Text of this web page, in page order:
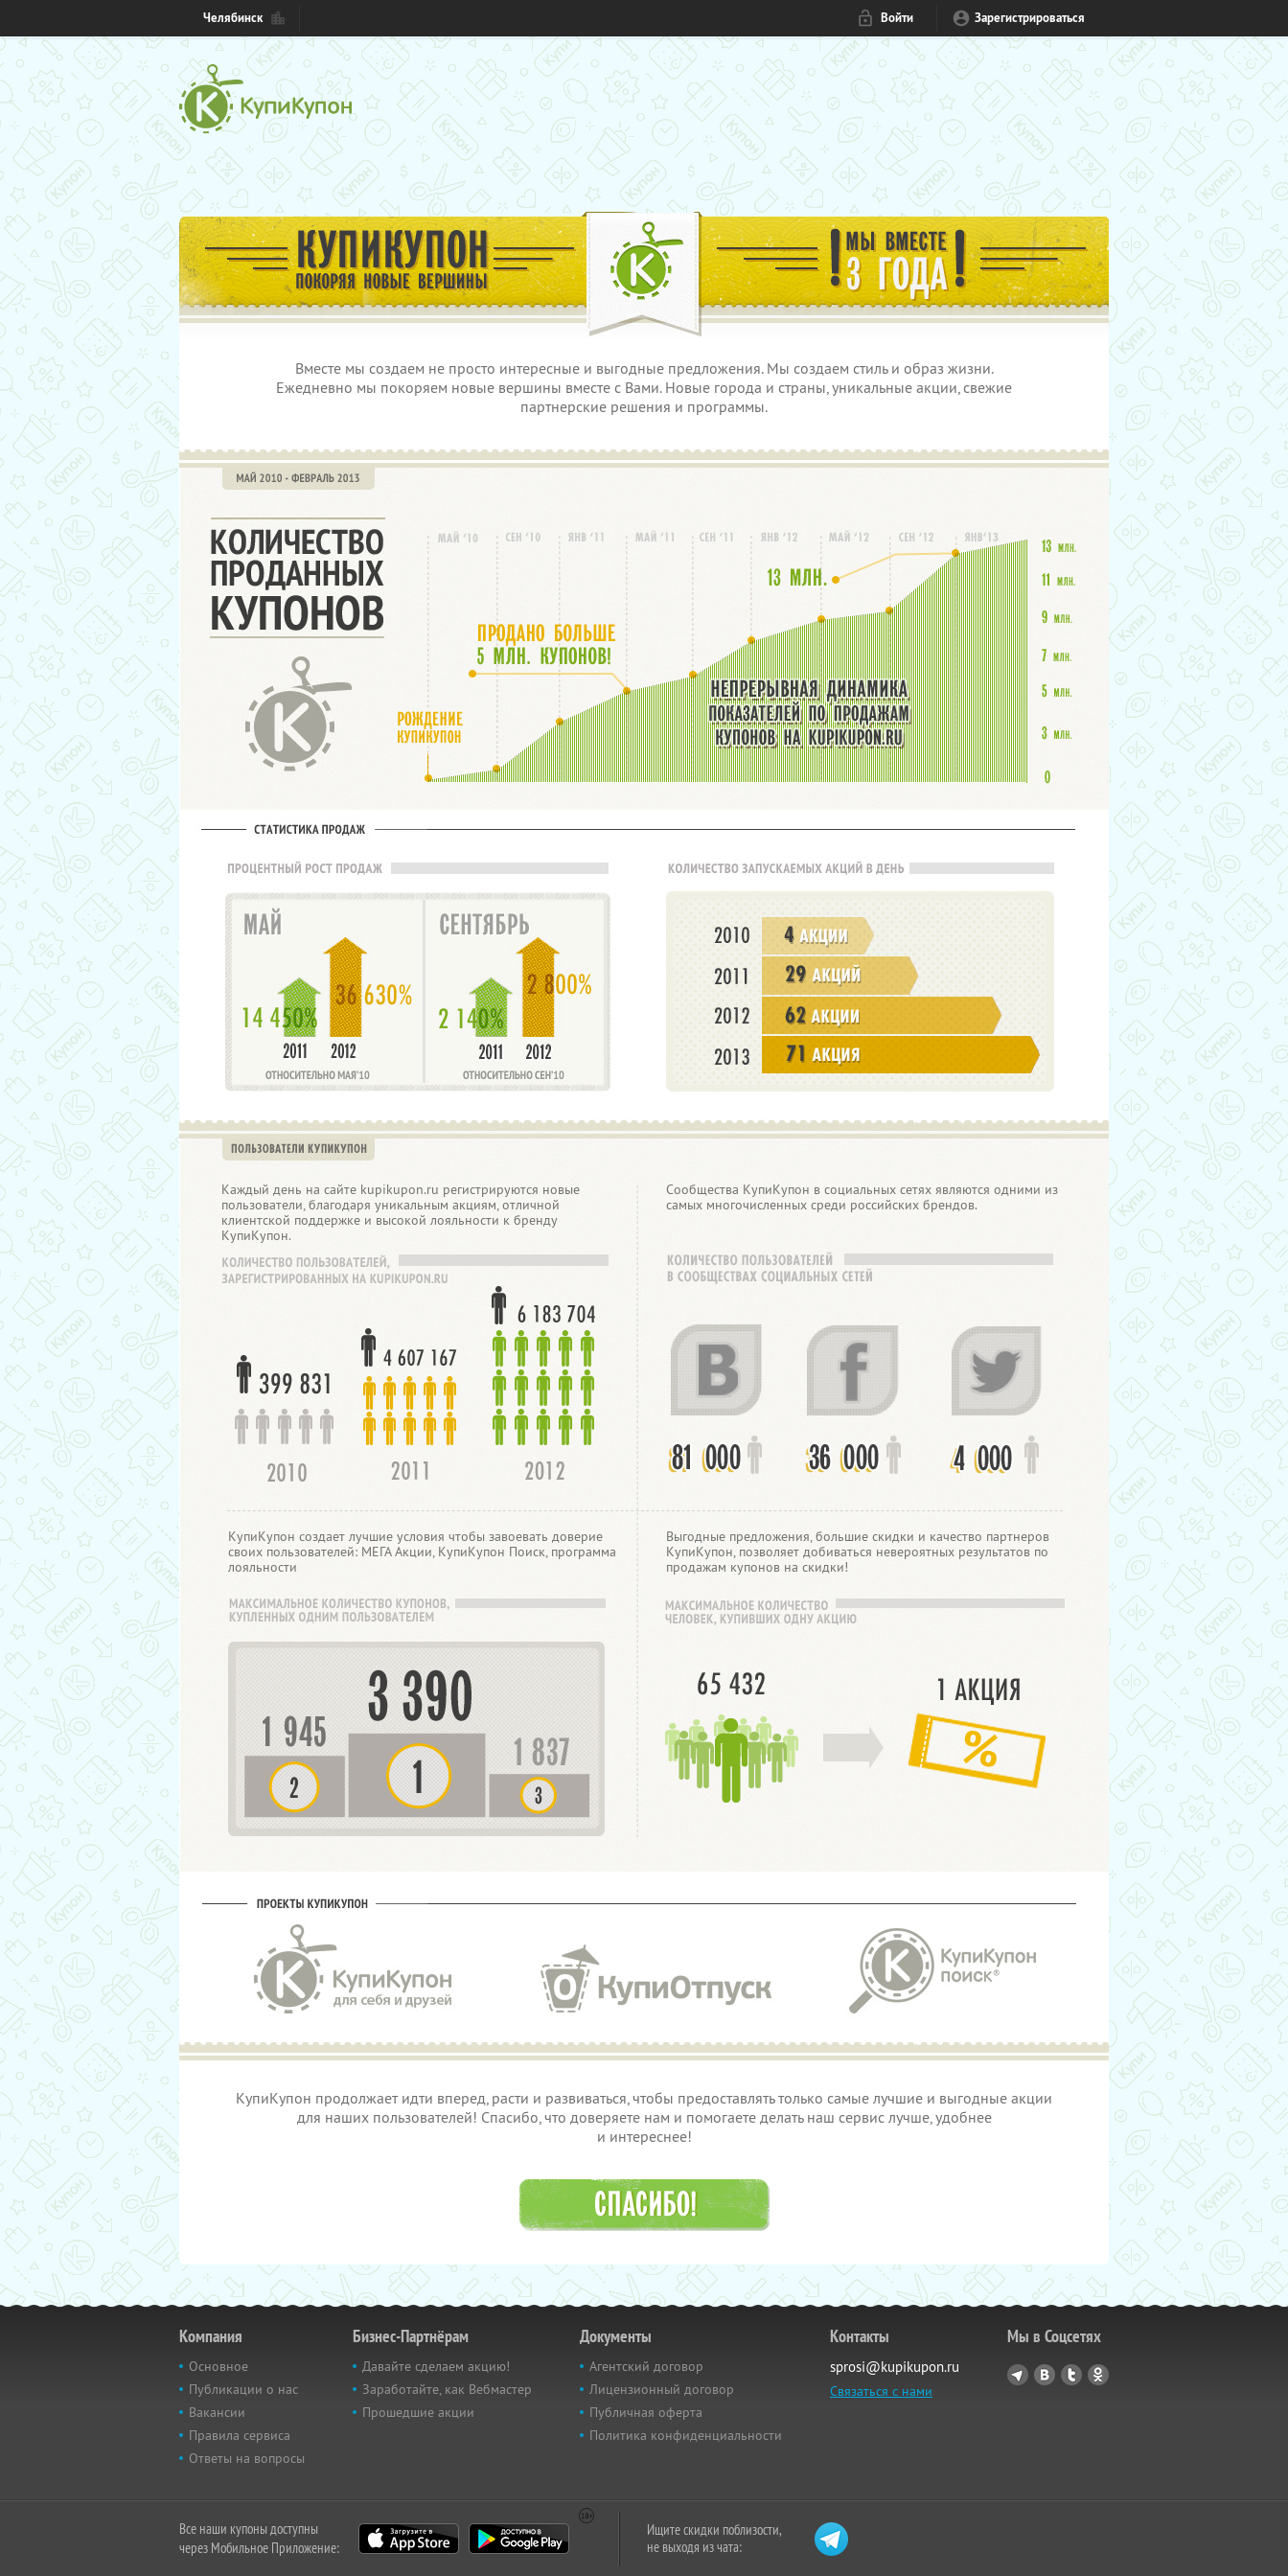
Челябинск Войти Зарегистрироваться
Вместе мы создаем не просто интересные и выгодные предложения. Мы создаем стиль и образ жизни.
Ежедневно мы покоряем новые вершины вместе с Вами. Новые города и страны, уникальные акции, свежие
партнерские решения и программы.
Каждый день на сайте kupikupon.ru регистрируются новые
пользователи, благодаря уникальным акциям, отличной
клиентской поддержке и высокой лояльности к бренду
КупиКупон.
Сообщества КупиКупон в социальных сетях являются одними из
самых многочисленных среди российских брендов.
КупиКупон создает лучшие условия чтобы завоевать доверие
своих пользователей: МЕГА Акции, КупиКупон Поиск, программа
лояльности
Выгодные предложения, большие скидки и качество партнеров
КупиКупон, позволяет добиваться невероятных результатов по
продажам купонов на скидки!
КупиКупон продолжает идти вперед, расти и развиваться, чтобы предоставлять только самые лучшие и выгодные акции
для наших пользователей! Спасибо, что доверяете нам и помогаете делать наш сервис лучше, удобнее
и интереснее!
Компания
Основное
Публикации о нас
Вакансии
Правила сервиса
Ответы на вопросы
Бизнес-Партнёрам
Давайте сделаем акцию!
Заработайте, как Вебмастер
Прошедшие акции
Документы
Агентский договор
Лицензионный договор
Публичная оферта
Политика конфиденциальности
Контакты
sprosi@kupikupon.ru
Связаться с нами
Мы в Соцсетях
Все наши купоны доступны
через Мобильное Приложение:
Ищите скидки поблизости,
не выходя из чата: